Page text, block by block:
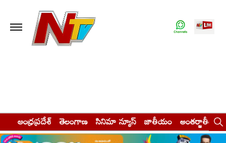
ఆంధ్రప్రదేశ్ తెలంగాణ సినిమా న్యూస్ జాతీయం అంతర్జాతీయం